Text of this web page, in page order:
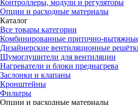
Контроллеры, модули и регуляторы
Опции и расходные материалы
Каталог
Все товары категории
Комбинированные приточно-
Дизайнерские вентиляционные
Шумоглушители для вентиляции
Нагреватели и блоки преднагрева
Заслонки и клапаны
Кронштейны
Фильтры
Опции и расходные материалы